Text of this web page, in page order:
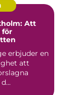
Att
för
erbjuder en
att